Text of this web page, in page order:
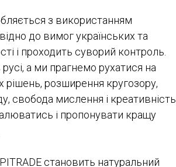
з використанням
до вимог українських та
і проходить суворий контроль.
а ми прагнемо рухатися на
рішень, розширення кругозору,
свобода мислення і креативність
і пропонувати кращу
становить натуральний